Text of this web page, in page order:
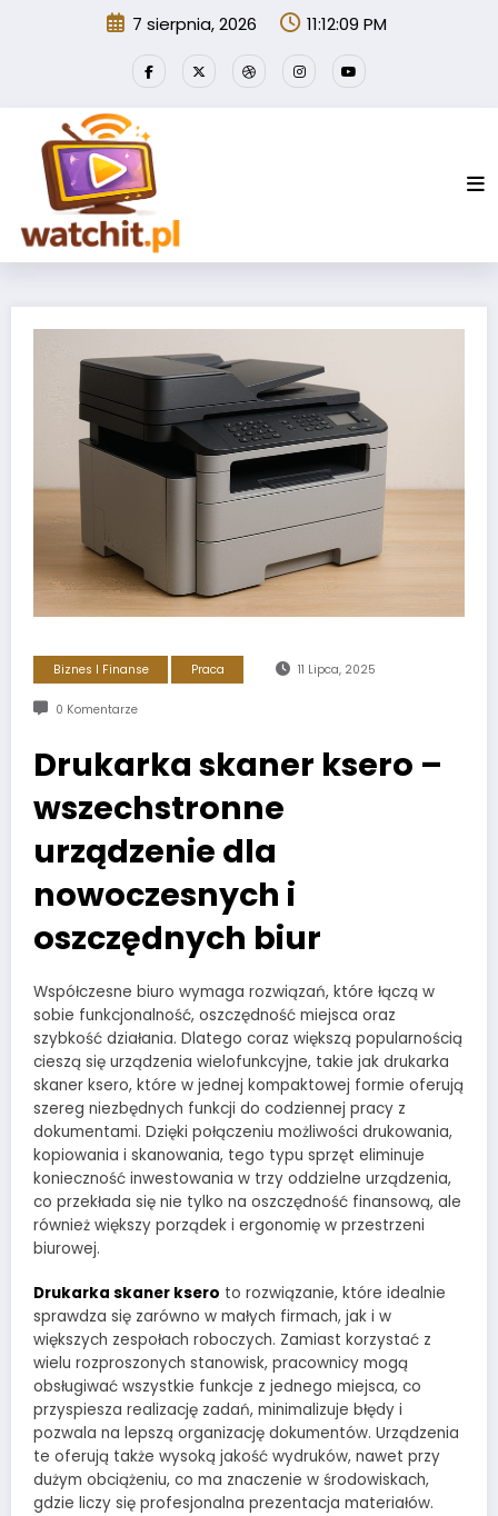
7 sierpnia, 2026 11:12:10 PM
Biznes I Finanse Praca 11 Lipca, 2025
0 Komentarze
Drukarka skaner ksero –
wszechstronne
urządzenie dla
nowoczesnych i
oszczędnych biur
Współczesne biuro wymaga rozwiązań, które łączą w
sobie funkcjonalność, oszczędność miejsca oraz
szybkość działania. Dlatego coraz większą popularnością
cieszą się urządzenia wielofunkcyjne, takie jak drukarka
skaner ksero, które w jednej kompaktowej formie oferują
szereg niezbędnych funkcji do codziennej pracy z
dokumentami. Dzięki połączeniu możliwości drukowania,
kopiowania i skanowania, tego typu sprzęt eliminuje
konieczność inwestowania w trzy oddzielne urządzenia,
co przekłada się nie tylko na oszczędność finansową, ale
również większy porządek i ergonomię w przestrzeni
biurowej.
Drukarka skaner ksero to rozwiązanie, które idealnie
sprawdza się zarówno w małych firmach, jak i w
większych zespołach roboczych. Zamiast korzystać z
wielu rozproszonych stanowisk, pracownicy mogą
obsługiwać wszystkie funkcje z jednego miejsca, co
przyspiesza realizację zadań, minimalizuje błędy i
pozwala na lepszą organizację dokumentów. Urządzenia
te oferują także wysoką jakość wydruków, nawet przy
dużym obciążeniu, co ma znaczenie w środowiskach,
gdzie liczy się profesjonalna prezentacja materiałów.